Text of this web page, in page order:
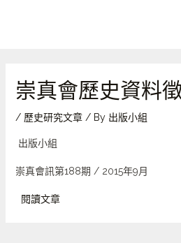
崇真會歷史資料
/ 歷史研究文章/ By 出版小組
出版小組
崇真會訊第188期 / 2015年9月
閱讀文章